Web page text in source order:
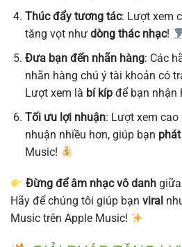
Thúc đẩy tương tác: Lượt xem
tăng vọt như dòng thác nhạc!
Đưa bạn đến nhãn hàng: Các
nhãn hàng chú ý tài khoản có
Lượt xem là bí kípđể bạn nhận
Tối ưu lợi nhuận: Lượt xem
nhuận nhiều hơn, giúp bạn
Music!
Đừng để âm nhạc vô danh
Hãy để chúng tôi giúp bạn viral
Music trên Apple Music!